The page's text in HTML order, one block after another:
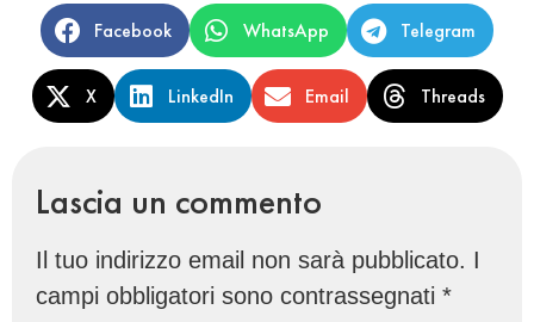
Facebook WhatsApp Telegram
X LinkedIn Email Threads
Lascia un commento
Il tuo indirizzo email non sarà pubblicato. I
campi obbligatori sono contrassegnati *